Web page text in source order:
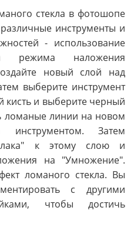
стекла в фотошопе
инструменты и
- использование
режима наложения
новый слой над
выберите инструмент
кисть и выберите черный
ломаные линии на новом
инструментом. Затем
к этому слою и
на "Умножение".
ломаного стекла. Вы
с другими
чтобы достичь